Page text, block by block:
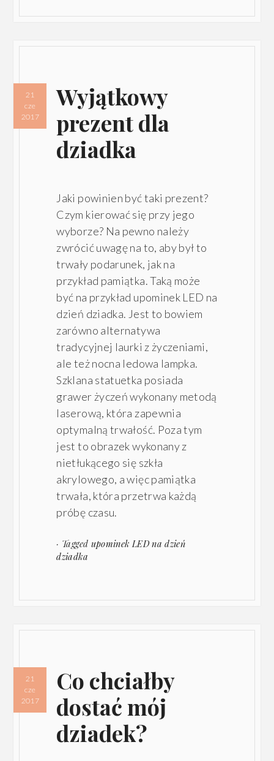
Wyjątkowy
prezent dla
dziadka
21
cze
2017
Jaki powinien być taki prezent?
Czym kierować się przy jego
wyborze? Na pewno należy
zwrócić uwagę na to, aby był to
trwały podarunek, jak na
przykład pamiątka. Taką może
być na przykład upominek LED na
dzień dziadka. Jest to bowiem
zarówno alternatywa
tradycyjnej laurki z życzeniami,
ale też nocna ledowa lampka.
Szklana statuetka posiada
grawer życzeń wykonany metodą
laserową, która zapewnia
optymalną trwałość. Poza tym
jest to obrazek wykonany z
nietłukącego się szkła
akrylowego, a więc pamiątka
trwała, która przetrwa każdą
próbę czasu.
· Tagged upominek LED na dzień
dziadka
Co chciałby
dostać mój
dziadek?
21
cze
2017